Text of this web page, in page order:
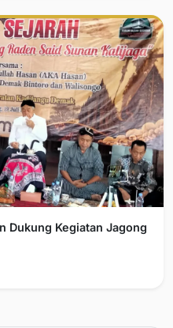
Dukung Kegiatan Jagong